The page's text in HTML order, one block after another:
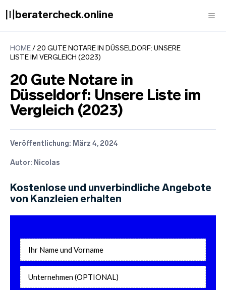
Inhalt〣beratercheck.online
HOME / 20 GUTE NOTARE IN DÜSSELDORF: UNSERE
LISTE IM VERGLEICH (2023)
20 Gute Notare in
Düsseldorf: Unsere Liste im
Vergleich (2023)
Veröffentlichung: März 4, 2024
Autor: Nicolas
Kostenlose und unverbindliche Angebote
von Kanzleien erhalten